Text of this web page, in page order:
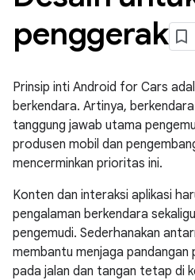
penggerak
Prinsip inti Android for Cars
berkendara. Artinya,
tanggung jawab utama
produsen mobil dan
mencerminkan prioritas ini.
Konten dan interaksi aplikasi
pengalaman berkendara
pengemudi. Sederhanakan
membantu menjaga
pada jalan dan tangan tetap di